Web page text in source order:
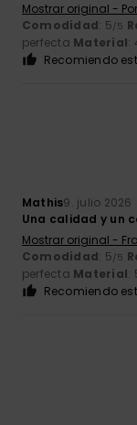
Mostrar original -
Comodidad: 5/5
perfecta Material:
Recomiendo
Mathis9. julio 2026
Una calidad y un
Mostrar original -
Comodidad: 5/5
perfecta Material:
Recomiendo